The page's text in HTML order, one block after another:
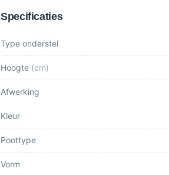
Specificaties
Type onderstel
Hoogte (cm)
Afwerking
Kleur
Poottype
Vorm